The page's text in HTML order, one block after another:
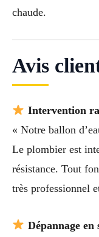
chaude.
Avis
Intervention
« Notre ballon
Le plombier est
résistance. Tout
très professionnel
Dépannage en